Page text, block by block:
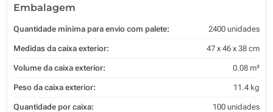
Embalagem
Quantidade mínima para envio com palete: 2400 unidades
Medidas da caixa exterior: 47 x 46 x 38 cm
Volume da caixa exterior: 0.08 m³
Peso da caixa exterior: 11.4 kg
Quantidade por caixa: 100 unidades